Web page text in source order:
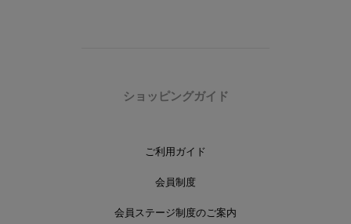
ショッピングガイド
ご利用ガイド
会員制度
会員ステージ制度のご案内